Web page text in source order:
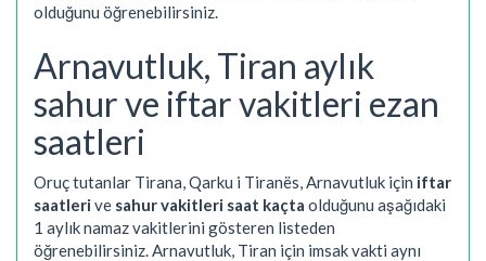
olduğunu öğrenebilirsiniz.
Arnavutluk, Tiran aylık
sahur ve iftar vakitleri ezan
saatleri
Oruç tutanlar Tirana, Qarku i Tiranës, Arnavutluk için iftar
saatlerive sahur vakitleri saat kaçta olduğunu aşağıdaki
1 aylık namaz vakitlerini gösteren listeden
öğrenebilirsiniz. Arnavutluk, Tiran için imsak vakti aynı